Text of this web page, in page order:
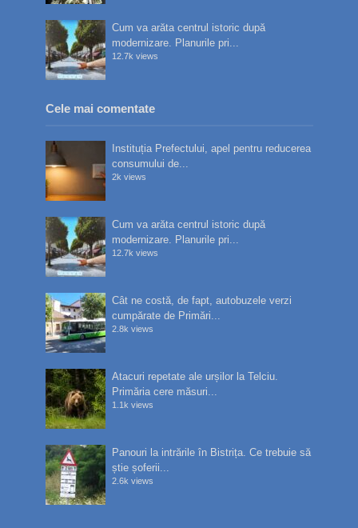
Cum va arăta centrul istoric după
modernizare. Planurile pri...
12.7k views
Cele mai comentate
Instituția Prefectului, apel pentru reducerea
consumului de...
2k views
Cum va arăta centrul istoric după
modernizare. Planurile pri...
12.7k views
Cât ne costă, de fapt, autobuzele verzi
cumpărate de Primări...
2.8k views
Atacuri repetate ale urșilor la Telciu.
Primăria cere măsuri...
1.1k views
Panouri la intrările în Bistrița. Ce trebuie să
știe șoferii...
2.6k views